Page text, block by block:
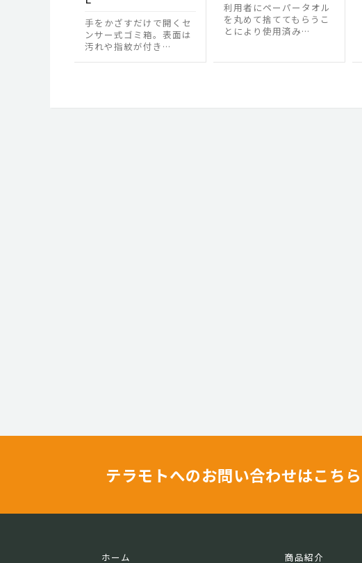
手をかざすだけで開くセ
ンサー式ゴミ箱。表面は
汚れや指紋が付き…
利用者にペーパータオル
を丸めて捨ててもらうこ
とにより使用済み…
テラモトへのお問い合わせはこちら
ホーム 商品紹介